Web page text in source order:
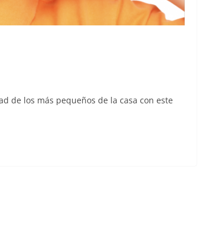
de los más pequeños de la casa con este